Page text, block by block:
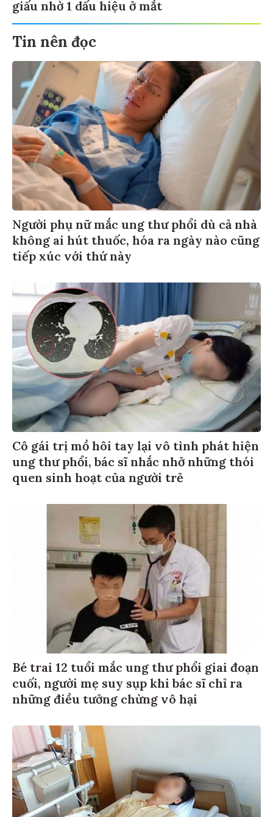
giấu nhờ 1 dấu hiệu ở mắt
Tin nên đọc
Người phụ nữ mắc ung thư phổi dù cả nhà
không ai hút thuốc, hóa ra ngày nào cũng
tiếp xúc với thứ này
Cô gái trị mồ hôi tay lại vô tình phát hiện
ung thư phổi, bác sĩ nhắc nhở những thói
quen sinh hoạt của người trẻ
Bé trai 12 tuổi mắc ung thư phổi giai đoạn
cuối, người mẹ suy sụp khi bác sĩ chỉ ra
những điều tưởng chừng vô hại